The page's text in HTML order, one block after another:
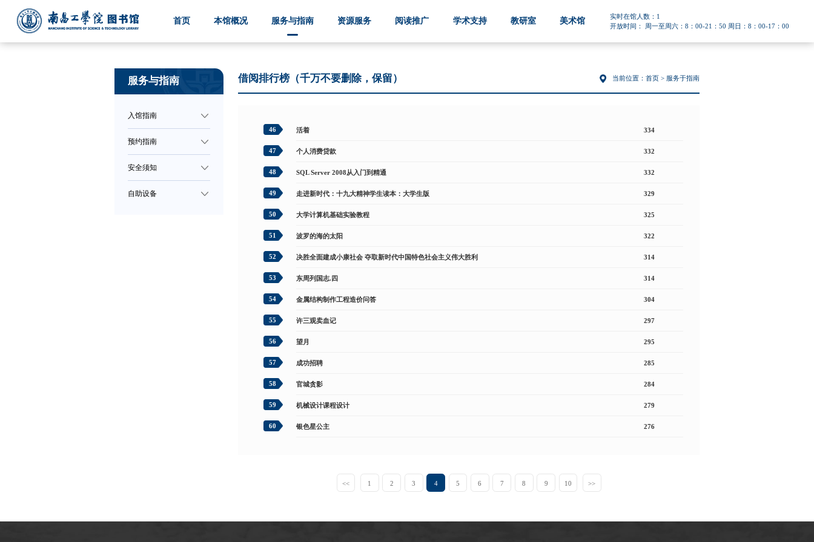
实时在馆人数： 1
开放时间： 周一至周六：8：00-21：50 周日：8：00-17：00
首页 本馆概况 服务与指南 资源服务 阅读推广 学术支持 教研室 美术馆
服务与指南
入馆指南
预约指南
安全须知
自助设备
借阅排行榜（千万不要删除，保留） 当前位置： 首页 > 服务于指南
46 活着 334
47 个人消费贷款 332
48 SQL Server 2008从入门到精通 332
49 走进新时代：十九大精神学生读本：大学生版 329
50 大学计算机基础实验教程 325
51 波罗的海的太阳 322
52 决胜全面建成小康社会 夺取新时代中国特色社会主义伟大胜利 314
53 东周列国志.四 314
54 金属结构制作工程造价问答 304
55 许三观卖血记 297
56 望月 295
57 成功招聘 285
58 官城贪影 284
59 机械设计课程设计 279
60 银色星公主 276
<< 1 2 3 4 5 6 7 8 9 10 >>